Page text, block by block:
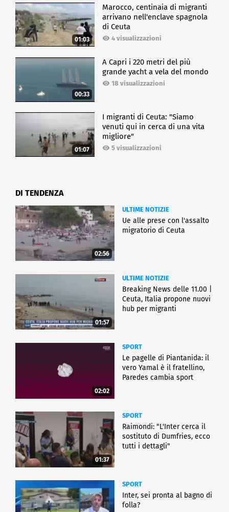
01:03
Marocco, centinaia di migranti
arrivano nell'enclave spagnola
di Ceuta
4 visualizzazioni
00:33
A Capri i 220 metri del più
grande yacht a vela del mondo
18 visualizzazioni
01:07
I migranti di Ceuta: "Siamo
venuti qui in cerca di una vita
migliore"
5 visualizzazioni
DI TENDENZA
02:56
ULTIME NOTIZIE
Ue alle prese con l'assalto
migratorio di Ceuta
01:57
ULTIME NOTIZIE
Breaking News delle 11.00 |
Ceuta, Italia propone nuovi
hub per migranti
02:02
SPORT
Le pagelle di Piantanida: il
vero Yamal è il fratellino,
Paredes cambia sport
01:37
SPORT
Raimondi: "L'Inter cerca il
sostituto di Dumfries, ecco
tutti i dettagli"
SPORT
Inter, sei pronta al bagno di
folla?